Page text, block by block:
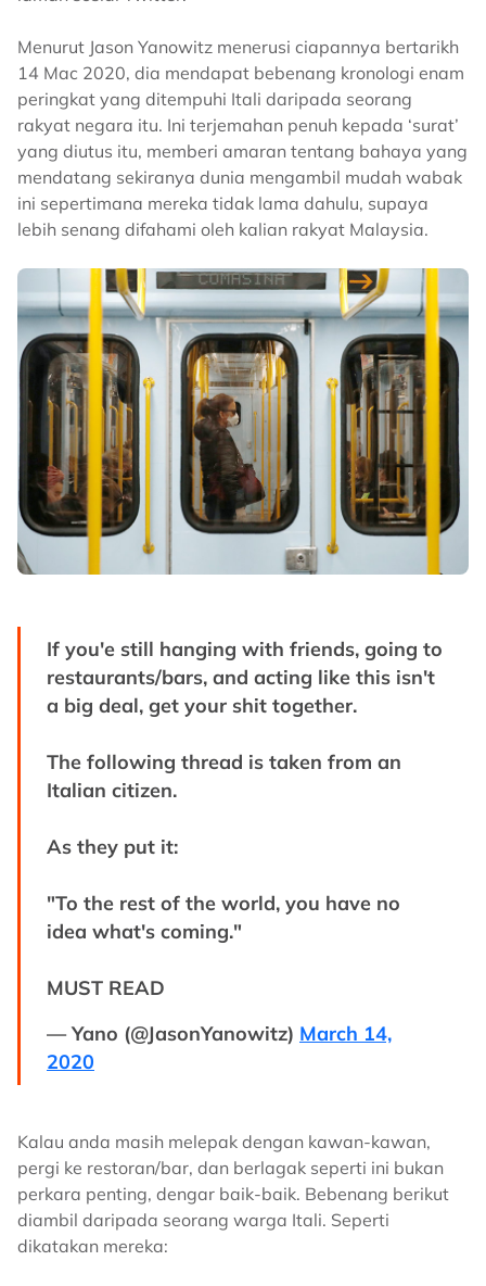
Menurut Jason Yanowitz menerusi ciapannya bertarikh
14 Mac 2020, dia mendapat bebenang kronologi enam
peringkat yang ditempuhi Itali daripada seorang
rakyat negara itu. Ini terjemahan penuh kepada ‘surat’
yang diutus itu, memberi amaran tentang bahaya yang
mendatang sekiranya dunia mengambil mudah wabak
ini sepertimana mereka tidak lama dahulu, supaya
lebih senang difahami oleh kalian rakyat Malaysia.
If you'e still hanging with friends, going to
restaurants/bars, and acting like this isn't
a big deal, get your shit together.
The following thread is taken from an
Italian citizen.
As they put it:
"To the rest of the world, you have no
idea what's coming."
MUST READ
— Yano (@JasonYanowitz) March 14,
2020
Kalau anda masih melepak dengan kawan-kawan,
pergi ke restoran/bar, dan berlagak seperti ini bukan
perkara penting, dengar baik-baik. Bebenang berikut
diambil daripada seorang warga Itali. Seperti
dikatakan mereka: